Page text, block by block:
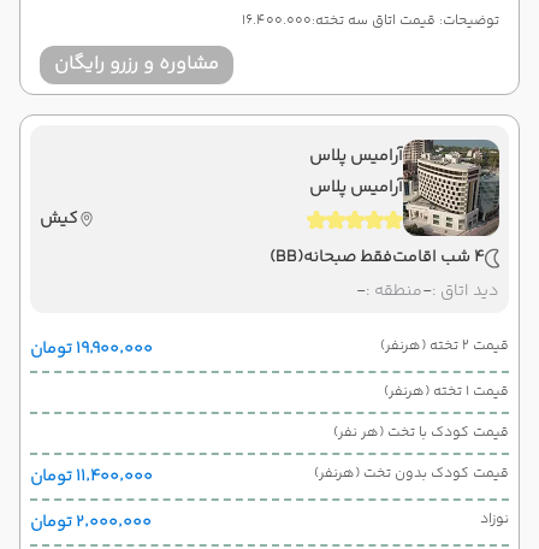
توضیحات: قیمت اتاق سه تخته:16.400.000
مشاوره و رزرو رایگان
آرامیس پلاس
آرامیس پلاس
کیش
4 شب اقامت
فقط صبحانه(BB)
دید اتاق :-منطقه :-
قیمت 2 تخته (هرنفر) ۱۹٬۹۰۰٬۰۰۰ تومان
قیمت 1 تخته (هرنفر)
قیمت کودک با تخت (هر نفر)
قیمت کودک بدون تخت (هرنفر)
۱۱٬۴۰۰٬۰۰۰ تومان
نوزاد ۲٬۰۰۰٬۰۰۰ تومان